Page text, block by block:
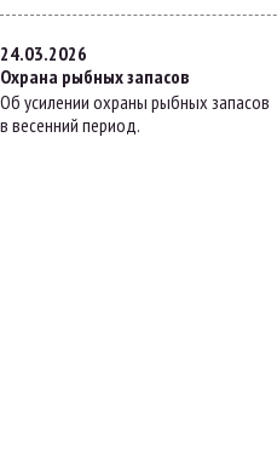
24.03.2026
Охрана рыбных запасов
Об усилении охраны рыбных запасов
в весенний период.